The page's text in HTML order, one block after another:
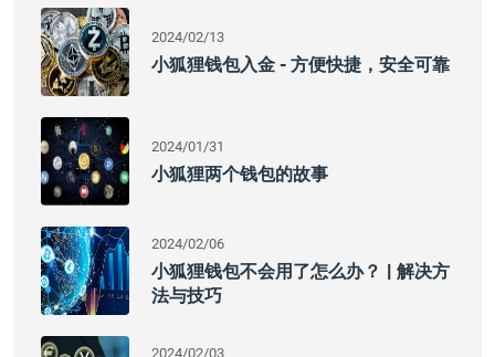
2024/02/13
小狐狸钱包入金 - 方便快捷，安全可靠
2024/01/31
小狐狸两个钱包的故事
2024/02/06
小狐狸钱包不会用了怎么办？ | 解决方
法与技巧
2024/02/03